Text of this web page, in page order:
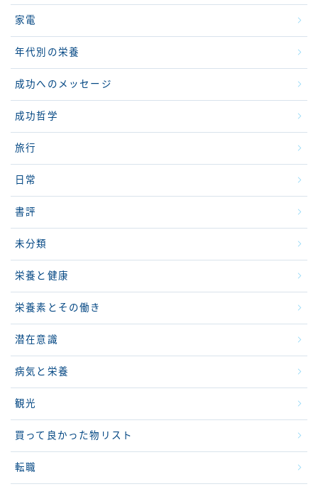
家電
年代別の栄養
成功へのメッセージ
成功哲学
旅行
日常
書評
未分類
栄養と健康
栄養素とその働き
潜在意識
病気と栄養
観光
買って良かった物リスト
転職